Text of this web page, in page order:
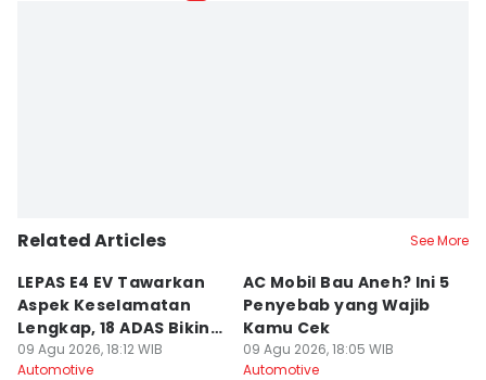
Related Articles See More
LEPAS E4 EV Tawarkan
Aspek Keselamatan
Lengkap, 18 ADAS Bikin
Aman
09 Agu 2026, 18:12 WIB
Automotive
AC Mobil Bau Aneh? Ini 5
Penyebab yang Wajib
Kamu Cek
09 Agu 2026, 18:05 WIB
Automotive